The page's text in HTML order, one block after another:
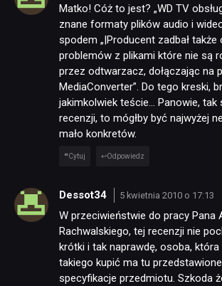
Matko! Cóż to jest? „WD TV
znane formaty plików audio i
spodem „|Producent zadbał
problemów z plikami które nie są
przez odtwarzacz, dołączając na
MediaConverter”. Do tego kreski,
jakimkolwiek teście… Panowie, tak
recenzji, to mógłby być najwyżej
mało konkretów.
Cytuj Odpowiedz
Dessot34 5 kwietnia 2010 o 17:13
W przeciwieństwie do pracy Pana
Rachwalskiego, tej recenzji nie
krótki i tak naprawdę, osoba, która
takiego kupić ma tu
specyfikacje przedmiotu. Szkoda